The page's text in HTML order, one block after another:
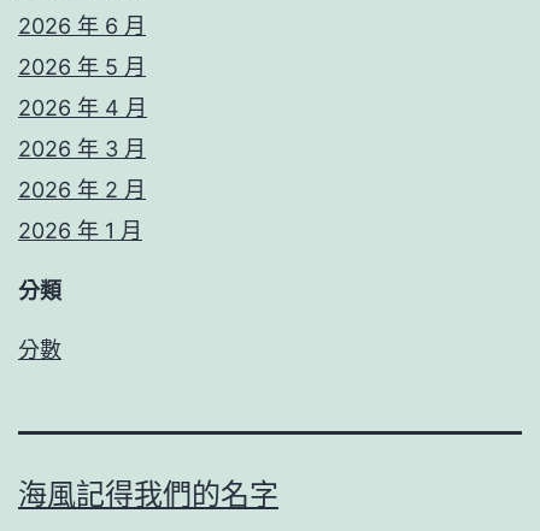
2026 年 6 月
2026 年 5 月
2026 年 4 月
2026 年 3 月
2026 年 2 月
2026 年 1 月
分類
分數
海風記得我們的名字